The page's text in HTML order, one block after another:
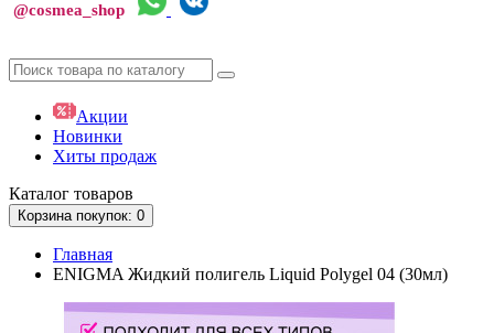
@cosmea_shop
Акции
Новинки
Хиты продаж
Каталог товаров
Корзинапокупок: 0
Главная
ENIGMA Жидкий полигель Liquid Polygel 04 (30мл)